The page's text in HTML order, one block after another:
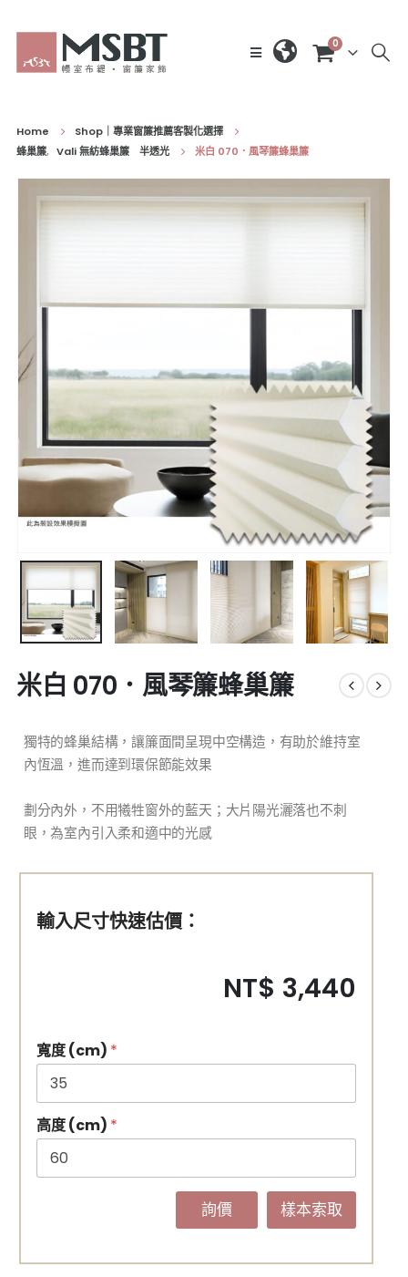
0
Home
Shop｜專業窗簾推薦客製化選擇
蜂巢簾, Vali 無紡蜂巢簾 半透光 米白 070．風琴簾蜂巢簾
米白 070．風琴簾蜂巢簾
獨特的蜂巢結構，讓簾面間呈現中空構造，有助於維持室
內恆溫，進而達到環保節能效果
劃分內外，不用犧牲窗外的藍天；大片陽光灑落也不刺
眼，為室內引入柔和適中的光感
輸入尺寸快速估價：
NT$ 3,440
寬度 (cm) *
高度 (cm) *
詢價 樣本索取